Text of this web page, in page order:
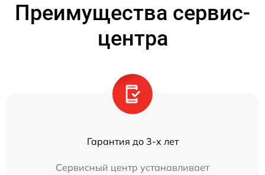
Преимущества сервис-
центра
Гарантия до 3-х лет
Сервисный центр устанавливает